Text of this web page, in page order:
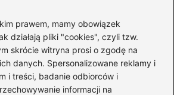
prawem, mamy obowiązek
działają pliki "cookies", czyli tzw.
skrócie witryna prosi o zgodę na
danych. Spersonalizowane reklamy i
i treści, badanie odbiorców i
informacji na
w zaledwie 90 dni
garnitur: jak dobrać
do swojej sylwetki?